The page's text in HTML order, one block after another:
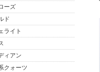
ーズ
ド
ライト
ィアン
クォーツ